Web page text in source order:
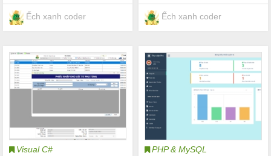
Ếch xanh coder Ếch xanh coder
Visual C#
PHP & MySQL